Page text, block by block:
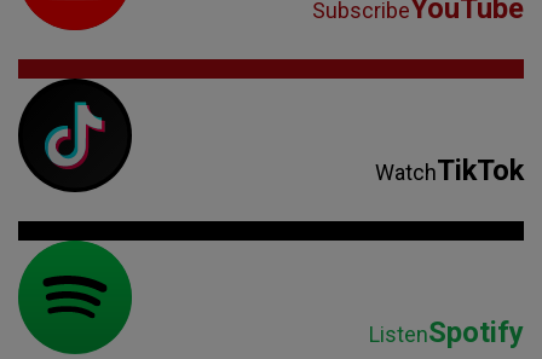
SubscribeYouTube
WatchTikTok
ListenSpotify